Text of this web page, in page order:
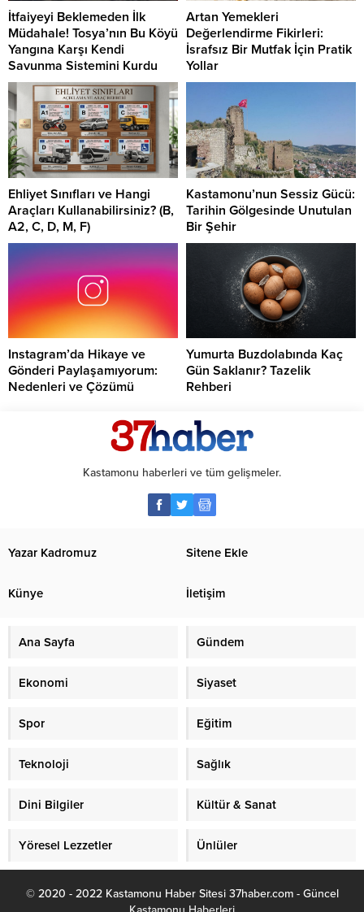
İtfaiyeyi Beklemeden İlk
Müdahale! Tosya’nın Bu Köyü
Yangına Karşı Kendi
Savunma Sistemini Kurdu
Artan Yemekleri
Değerlendirme Fikirleri:
İsrafsız Bir Mutfak İçin Pratik
Yollar
Ehliyet Sınıfları ve Hangi
Araçları Kullanabilirsiniz? (B,
A2, C, D, M, F)
Kastamonu’nun Sessiz Gücü:
Tarihin Gölgesinde Unutulan
Bir Şehir
Instagram’da Hikaye ve
Gönderi Paylaşamıyorum:
Nedenleri ve Çözümü
Yumurta Buzdolabında Kaç
Gün Saklanır? Tazelik
Rehberi
Kastamonu haberleri ve tüm gelişmeler.
Yazar Kadromuz Sitene Ekle
Künye İletişim
Ana Sayfa Gündem
Ekonomi Siyaset
Spor Eğitim
Teknoloji Sağlık
Dini Bilgiler Kültür & Sanat
Yöresel Lezzetler Ünlüler
© 2020 - 2022 Kastamonu Haber Sitesi 37haber.com - Güncel